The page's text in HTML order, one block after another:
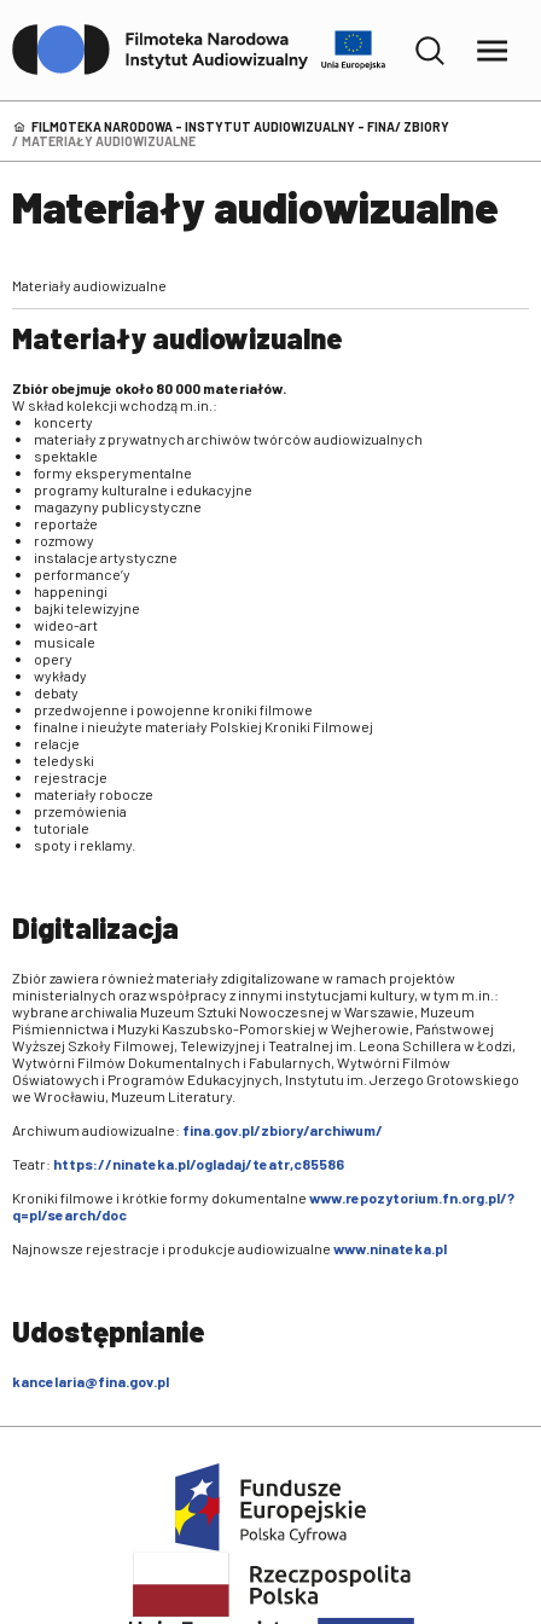
FILMOTEKA NARODOWA – INSTYTUT AUDIOWIZUALNY - FINA
ZBIORY
MATERIAŁY AUDIOWIZUALNE
Materiały audiowizualne
Materiały audiowizualne
Materiały audiowizualne
Zbiór obejmuje około 80 000 materiałów.
W skład kolekcji wchodzą m.in.:
koncerty
materiały z prywatnych archiwów twórców audiowizualnych
spektakle
formy eksperymentalne
programy kulturalne i edukacyjne
magazyny publicystyczne
reportaże
rozmowy
instalacje artystyczne
performance’y
happeningi
bajki telewizyjne
wideo-art
musicale
opery
wykłady
debaty
przedwojenne i powojenne kroniki filmowe
finalne i nieużyte materiały Polskiej Kroniki Filmowej
relacje
teledyski
rejestracje
materiały robocze
przemówienia
tutoriale
spoty i reklamy.
Digitalizacja
Zbiór zawiera również materiały zdigitalizowane w ramach projektów
ministerialnych oraz współpracy z innymi instytucjami kultury, w tym m.in.:
wybrane archiwalia Muzeum Sztuki Nowoczesnej w Warszawie, Muzeum
Piśmiennictwa i Muzyki Kaszubsko-Pomorskiej w Wejherowie, Państwowej
Wyższej Szkoły Filmowej, Telewizyjnej i Teatralnej im. Leona Schillera w Łodzi,
Wytwórni Filmów Dokumentalnych i Fabularnych, Wytwórni Filmów
Oświatowych i Programów Edukacyjnych, Instytutu im. Jerzego Grotowskiego
we Wrocławiu, Muzeum Literatury.
Archiwum audiowizualne: fina.gov.pl/zbiory/archiwum/
Teatr: https://ninateka.pl/ogladaj/teatr,c85586
Kroniki filmowe i krótkie formy dokumentalne www.repozytorium.fn.org.pl/?
q=pl/search/doc
Najnowsze rejestracje i produkcje audiowizualne www.ninateka.pl
Udostępnianie
kancelaria@fina.gov.pl